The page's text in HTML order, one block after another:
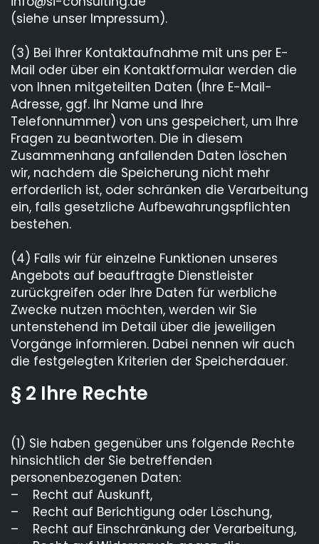
(siehe unser Impressum).
(3) Bei Ihrer Kontaktaufnahme mit uns per E-
Mail oder über ein Kontaktformular werden die
von Ihnen mitgeteilten Daten (Ihre E-Mail-
Adresse, ggf. Ihr Name und Ihre
Telefonnummer) von uns gespeichert, um Ihre
Fragen zu beantworten. Die in diesem
Zusammenhang anfallenden Daten löschen
wir, nachdem die Speicherung nicht mehr
erforderlich ist, oder schränken die Verarbeitung
ein, falls gesetzliche Aufbewahrungspflichten
bestehen.
(4) Falls wir für einzelne Funktionen unseres
Angebots auf beauftragte Dienstleister
zurückgreifen oder Ihre Daten für werbliche
Zwecke nutzen möchten, werden wir Sie
untenstehend im Detail über die jeweiligen
Vorgänge informieren. Dabei nennen wir auch
die festgelegten Kriterien der Speicherdauer.
§ 2 Ihre Rechte
(1) Sie haben gegenüber uns folgende Rechte
hinsichtlich der Sie betreffenden
personenbezogenen Daten:
– Recht auf Auskunft,
– Recht auf Berichtigung oder Löschung,
– Recht auf Einschränkung der Verarbeitung,